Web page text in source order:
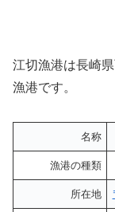
江切漁港は長崎
漁港です。
名称
漁港の種類
所在地